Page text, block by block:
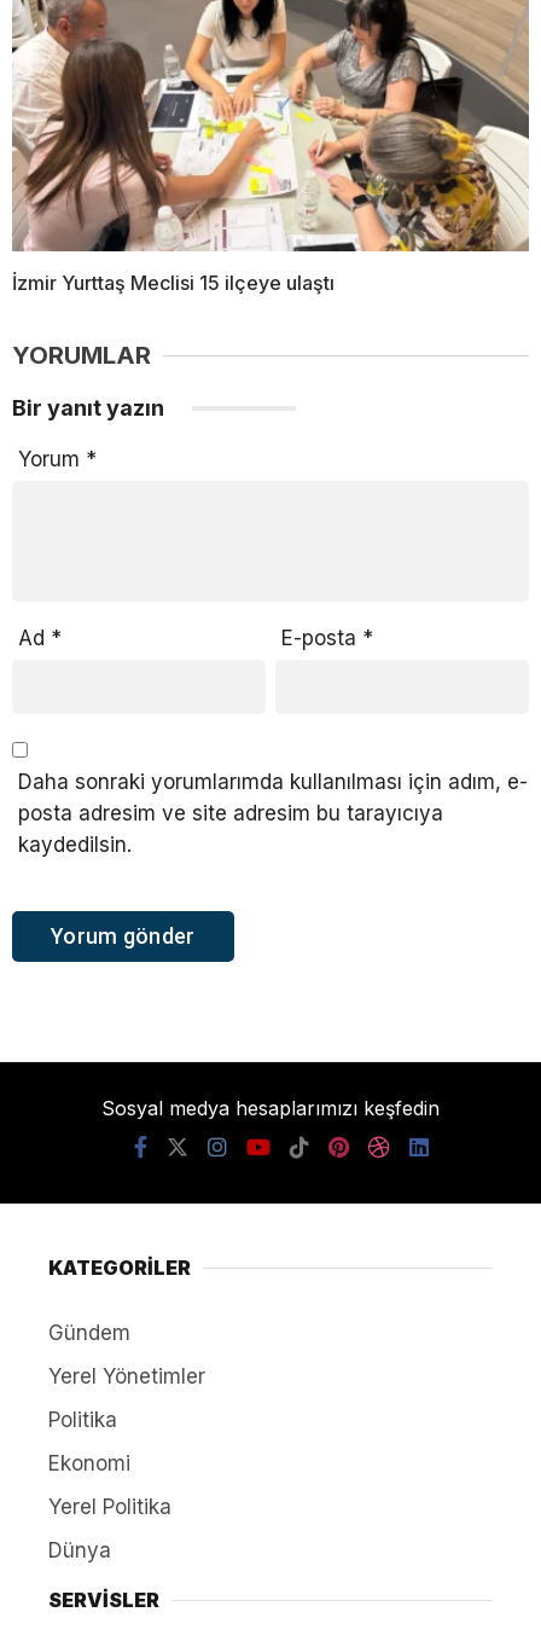
İzmir Yurttaş Meclisi 15 ilçeye ulaştı
YORUMLAR
Bir yanıt yazın
Yorum *
Ad * E-posta *
Daha sonraki yorumlarımda kullanılması için adım, e-
posta adresim ve site adresim bu tarayıcıya
kaydedilsin.
Sosyal medya hesaplarımızı keşfedin
KATEGORİLER
Gündem
Yerel Yönetimler
Politika
Ekonomi
Yerel Politika
Dünya
SERVİSLER